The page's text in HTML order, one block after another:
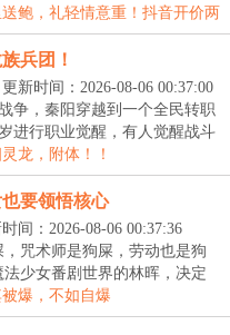
鲍，礼轻情意重！抖音开价两
兵团！
更新时间：2026-08-06 00:37:00
争，秦阳穿越到一个全民转职
进行职业觉醒，有人觉醒战斗
龙，附体！！
要领悟核心
间：2026-08-06 00:37:36
咒术师是狗屎，劳动也是狗
少女番剧世界的林晖，决定
爆，不如自爆